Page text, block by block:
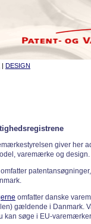
| DESIGN
giver her
varemærke og design.
omfatter
omfatter danske
gældende i Danmark.
kan søge i EU-